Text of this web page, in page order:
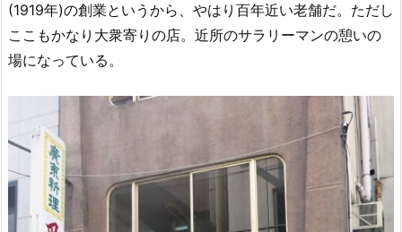
(1919年)の創業というから、やはり百年近い老舗だ。ただし
ここもかなり大衆寄りの店。近所のサラリーマンの憩いの
場になっている。